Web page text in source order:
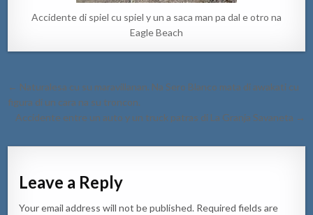
Accidente di spiel cu spiel y un a saca man pa dal e otro na
Eagle Beach
Post
navigation
← Naturalesa cu su maravillanan. Na Sero Blanco mata di awakati cu
figura di un cara na su troncon.
Accidente entre un auto y un truck patras di La Granja Savaneta →
Leave a Reply
Your email address will not be published. Required fields are